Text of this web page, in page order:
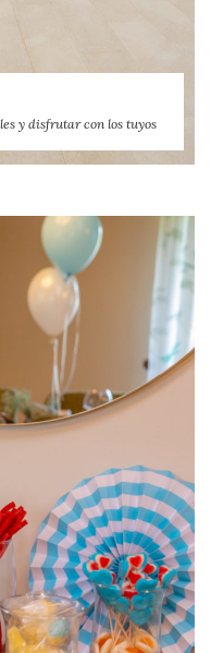
y disfrutar con los tuyos